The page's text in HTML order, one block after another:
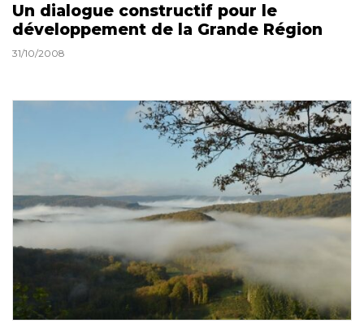
Un dialogue constructif pour le
développement de la Grande Région
31/10/2008